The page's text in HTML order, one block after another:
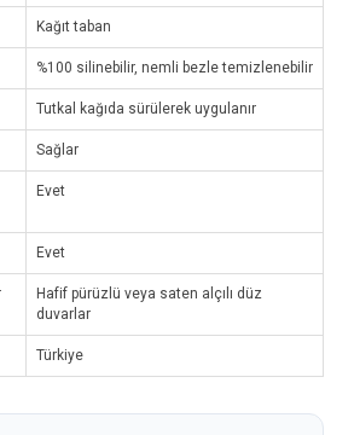
Kağıt taban
%100 silinebilir, nemli bezle temizlenebilir
Tutkal kağıda sürülerek uygulanır
Sağlar
Evet
Evet
Hafif pürüzlü veya saten alçılı düz
duvarlar
Türkiye